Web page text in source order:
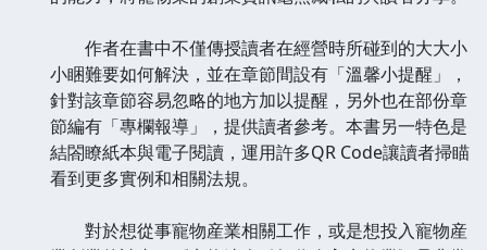
作者在書中不僅傳授讀者在經營時所碰到的大大小
小睏難要如何解決，並在章節間設有「溫馨小提醒」，
針對該章節容易忽略的地方加以提醒，另外也在部份章
節編有「專欄報導」，提供讀者參考。本書另一特色是
結閤瞭紙本與電子閱讀，運用許多QR Code讓讀者掃瞄
看到更多實例和相關法規。
對於想從事寵物産業相關工作，或是想投入寵物産